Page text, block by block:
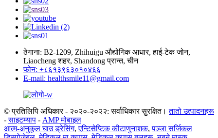
ठेगाना: B2-1209, Zhihuigu औद्योगिक आधार, हाई-टेक जोन,
Liaocheng शहर, Shandong प्रान्त, चीन
फोन: +८६१३९६३०१०४६६
E-mail: healthsmile11@gmail.com
© प्रतिलिपि अधिकार - २०२०-२०२२: सर्वाधिकार सुरक्षित। तातो उत्पादनहरू
-साइटम्याप - AMP मोबाइल
आत्म-अनुकूल घाउ ड्रेसिंग,एन्टिसेप्टिक कीटाणुनाशक,पञ्जा सर्जिकल